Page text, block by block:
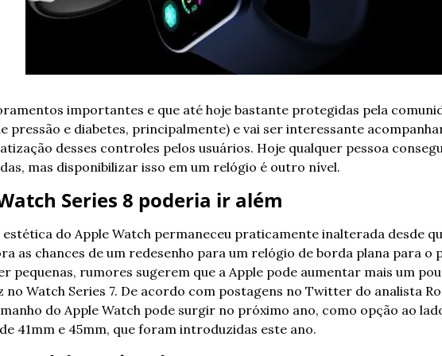
importantes e que até hoje bastante protegidas pela
pressão e diabetes, principalmente) e vai ser interessante
desses controles pelos usuários. Hoje qualquer pessoa
mas disponibilizar isso em um relógio é outro nível.
Series 8 poderia ir além
estética do Apple Watch permaneceu praticamente inalterada desde
as chances de um redesenho para um relógio de borda plana para o
pequenas, rumores sugerem que a Apple pode aumentar mais um
no Watch Series 7. De acordo com postagens no Twitter do analista
do Apple Watch pode surgir no próximo ano, como opção ao
41mm e 45mm, que foram introduzidas este ano.